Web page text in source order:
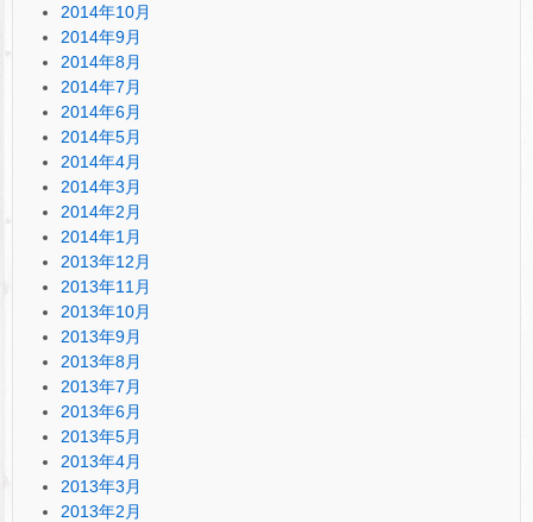
2014年10月
2014年9月
2014年8月
2014年7月
2014年6月
2014年5月
2014年4月
2014年3月
2014年2月
2014年1月
2013年12月
2013年11月
2013年10月
2013年9月
2013年8月
2013年7月
2013年6月
2013年5月
2013年4月
2013年3月
2013年2月